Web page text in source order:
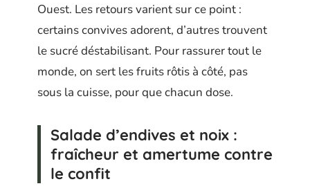
Ouest. Les retours varient sur ce point :
certains convives adorent, d’autres trouvent
le sucré déstabilisant. Pour rassurer tout le
monde, on sert les fruits rôtis à côté, pas
sous la cuisse, pour que chacun dose.
Salade d’endives et noix :
fraîcheur et amertume contre
le confit